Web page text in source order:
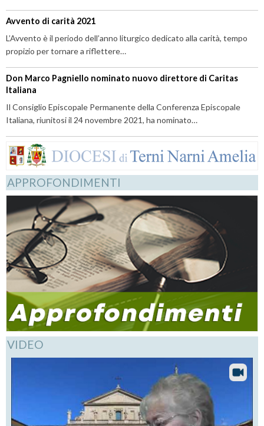
Avvento di carità 2021
L’Avvento è il periodo dell’anno liturgico dedicato alla carità, tempo
propizio per tornare a riflettere…
Don Marco Pagniello nominato nuovo direttore di Caritas
Italiana
Il Consiglio Episcopale Permanente della Conferenza Episcopale
Italiana, riunitosi il 24 novembre 2021, ha nominato…
APPROFONDIMENTI
VIDEO